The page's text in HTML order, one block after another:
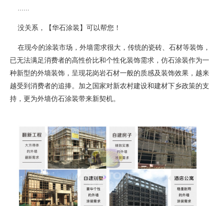
......
没关系，【华石涂装】可以帮您！
在现今的涂装市场，外墙需求很大，传统的瓷砖、石材等装饰，
已无法满足消费者的高性价比和个性化装饰需求，仿石涂装作为一
种新型的外墙装饰，呈现花岗岩石材一般的质感及装饰效果，越来
越受到消费者的追捧。加之国家对新农村建设和建材下乡政策的支
持，更为外墙仿石涂装带来新契机。